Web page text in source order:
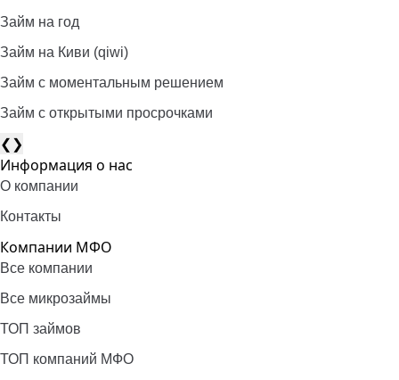
Займ на год
Займ на Киви (qiwi)
Займ c моментальным решением
Займ с открытыми просрочками
❮❯
Информация о нас
О компании
Контакты
Компании МФО
Все компании
Все микрозаймы
ТОП займов
ТОП компаний МФО